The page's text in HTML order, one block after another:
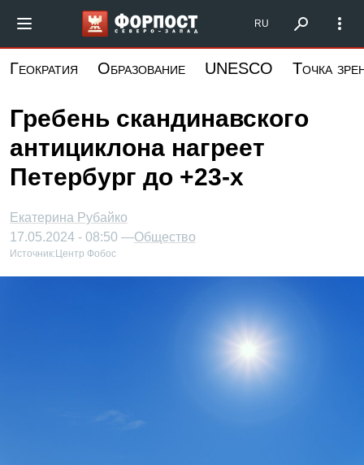
основному
Форпост Северо-Запад
RU
Геократия Образование UNESCO Точка
Гребень скандинавского
антициклона нагреет
Петербург до +23-х
Екатерина Рубайко
17.05.2024 - 08:50 —Общество
Источник: Центр Фобос